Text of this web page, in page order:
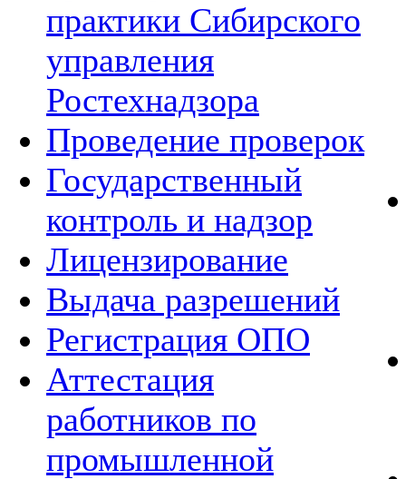
практики Сибирского
управления
Ростехнадзора
Проведение проверок
Государственный
контроль и надзор
Лицензирование
Выдача разрешений
Регистрация ОПО
Аттестация
работников по
промышленной